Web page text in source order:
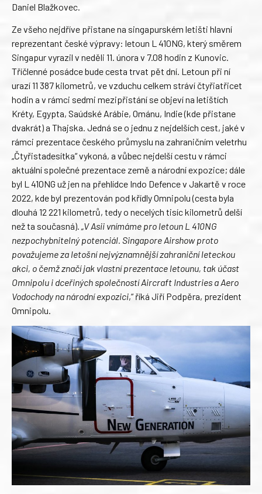
Daniel Blažkovec.
Ze všeho nejdříve přistane na singapurském letišti hlavní
reprezentant české výpravy: letoun L 410NG, který směrem
Singapur vyrazil v neděli 11. února v 7.08 hodin z Kunovic.
Tříčlenné posádce bude cesta trvat pět dní. Letoun při ní
urazí 11 387 kilometrů, ve vzduchu celkem stráví čtyřiatřicet
hodin a v rámci sedmi mezipřistání se objeví na letištích
Kréty, Egypta, Saúdské Arábie, Ománu, Indie (kde přistane
dvakrát) a Thajska. Jedná se o jednu z nejdelších cest, jaké v
rámci prezentace českého průmyslu na zahraničním veletrhu
„Čtyřistadesítka“ vykoná, a vůbec nejdelší cestu v rámci
aktuální společné prezentace země a národní expozice; dále
byl L 410NG už jen na přehlídce Indo Defence v Jakartě v roce
2022, kde byl prezentován pod křídly Omnipolu (cesta byla
dlouhá 12 221 kilometrů, tedy o necelých tisíc kilometrů delší
než ta současná). „V Asii vnímáme pro letoun L 410NG
nezpochybnitelný potenciál. Singapore Airshow proto
považujeme za letošní nejvýznamnější zahraniční leteckou
akci, o čemž značí jak vlastní prezentace letounu, tak účast
Omnipolu i dceřiných společností Aircraft Industries a Aero
Vodochody na národní expozici,“ říká Jiří Podpěra, prezident
Omnipolu.